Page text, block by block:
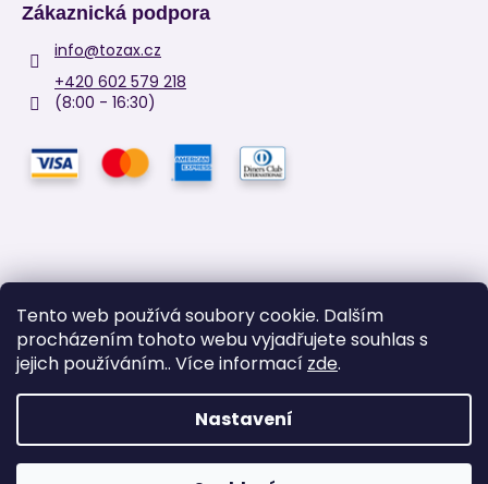
Tento web používá soubory cookie. Dalším
procházením tohoto webu vyjadřujete souhlas s
jejich používáním.. Více informací zde.
Nastavení
Zákaznická podpora
info@tozax.cz
+420 602 579 218
(8:00 - 16:30)
Facebook
Copyright 2026TOZAX. Všechna práva vyhrazena.Upravit